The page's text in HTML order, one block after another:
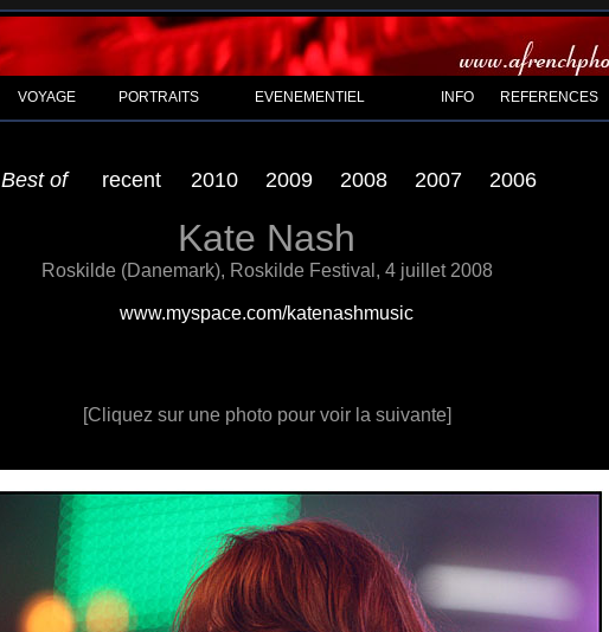
VOYAGE PORTRAITS EVENEMENTIEL INFO REFERENCES
Best of recent 2010 2009 2008 2007 2006
Kate Nash
Roskilde (Danemark), Roskilde Festival, 4 juillet 2008
www.myspace.com/katenashmusic
[Cliquez sur une photo pour voir la suivante]